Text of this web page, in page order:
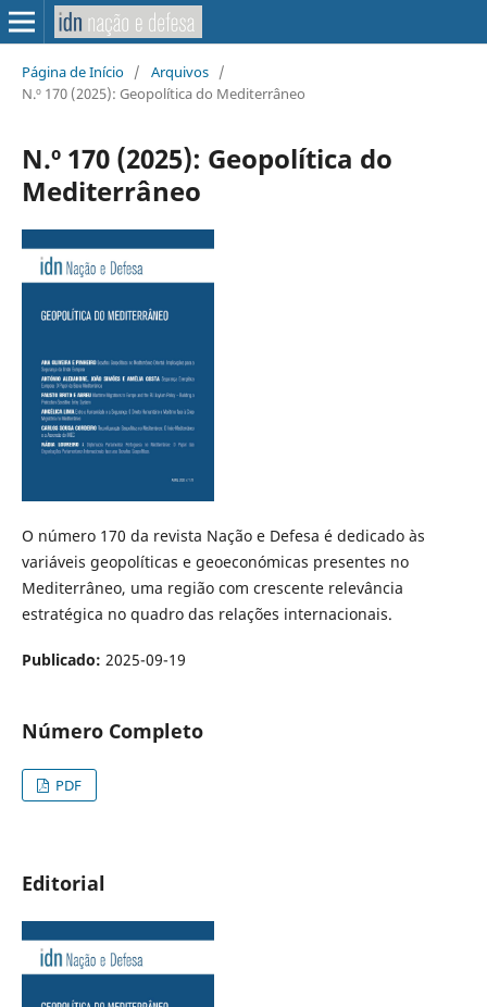
Página de Início / Arquivos /
N.º 170 (2025): Geopolítica do Mediterrâneo
N.º 170 (2025): Geopolítica do
Mediterrâneo
​​​​​O número 170 da revista Nação e Defesa é dedicado às
variáveis geopolíticas e geoeconómicas presentes no
Mediterrâneo, uma região com crescente relevância
estratégica no quadro das relações internacionais.
Publicado: 2025-09-19
Número Completo
PDF
Editorial